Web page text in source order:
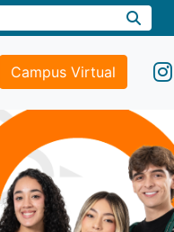
Campus Virtual